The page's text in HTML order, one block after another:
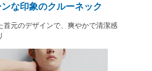
な印象のクルーネック
首元のデザインで、爽やかで清潔感